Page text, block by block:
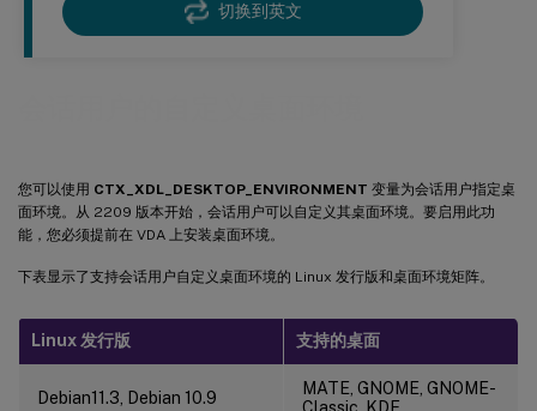
切换到英文
您可以使用 CTX_XDL_DESKTOP_ENVIRONMENT 变量为会话用户指定桌
面环境。从 2209 版本开始，会话用户可以自定义其桌面环境。要启用此功
能，您必须提前在 VDA 上安装桌面环境。
下表显示了支持会话用户自定义桌面环境的 Linux 发行版和桌面环境矩阵。
Linux 发行版 支持的桌面
Debian11.3, Debian 10.9
MATE, GNOME, GNOME-
Classic, KDE